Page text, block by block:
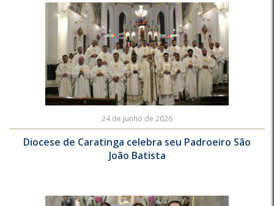
24 de junho de 2026
Diocese de Caratinga celebra seu Padroeiro São
João Batista